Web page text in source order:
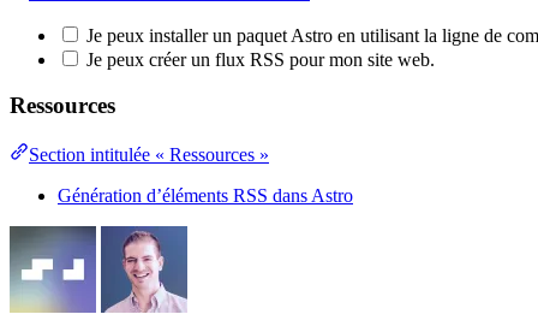
Je peux installer un paquet Astro en utilisant la ligne de
Je peux créer un flux RSS pour mon site web.
Ressources
Section intitulée « Ressources »
Génération d’éléments RSS dans Astro